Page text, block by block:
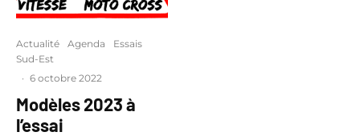
Actualité Agenda
Essais
Sud-Est
· 6 octobre 2022
Modèles 2023 à
l’essai